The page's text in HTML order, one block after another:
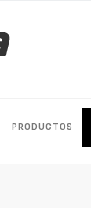
PRODUCTOS